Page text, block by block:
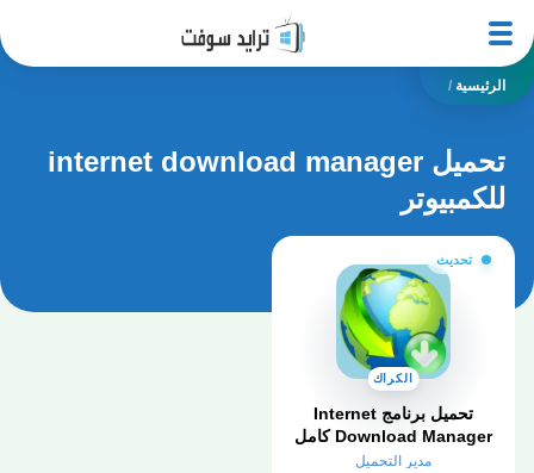
الرئيسية /
تحميل internet download manager
للكمبيوتر
تحديث
الكراك
تحميل برنامج Internet
Download Manager كامل
بالكراك والسيريال مجانا
مدير التحميل